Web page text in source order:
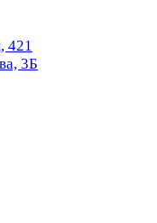
421
3Б